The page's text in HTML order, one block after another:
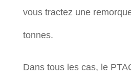
vous tractez une
tonnes.
Dans tous les cas, le